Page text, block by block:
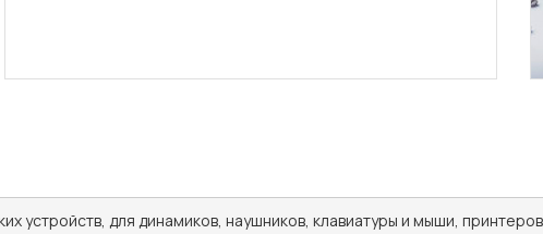
устройств, для динамиков, наушников, клавиатуры и мыши, принтеров